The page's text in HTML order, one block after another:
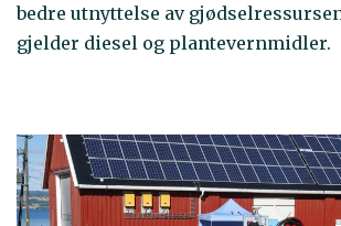
bedre utnyttelse av
gjelder diesel og plantevernmidler.